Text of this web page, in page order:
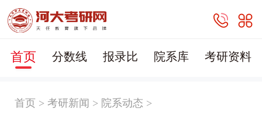
首页 分数线 报录比 院系库 考研资料
首页 > 考研新闻 > 院系动态 >